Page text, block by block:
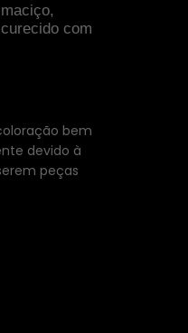
com
bem
devido à
peças